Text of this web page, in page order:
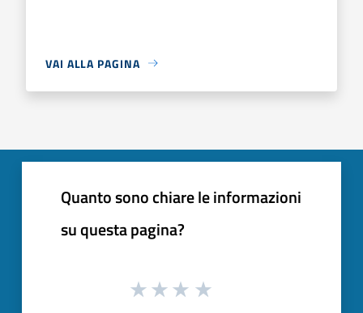
VAI ALLA PAGINA
Quanto sono chiare le informazioni
su questa pagina?